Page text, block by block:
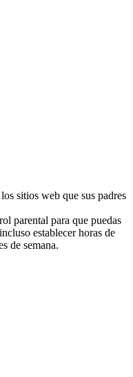
sitios web que sus padres
parental para que puedas
establecer horas de
de semana.